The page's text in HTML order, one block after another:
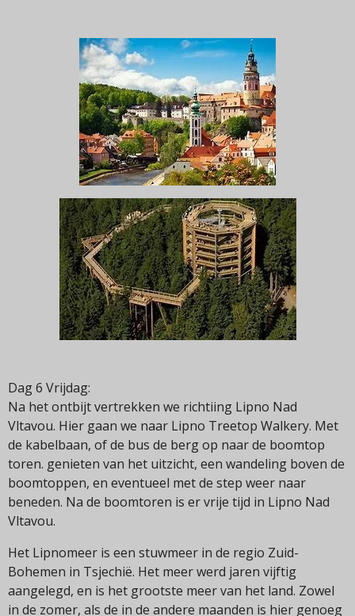
Dag 6 Vrijdag:
Na het ontbijt vertrekken we richtiing Lipno Nad
Vltavou. Hier gaan we naar Lipno Treetop Walkery. Met
de kabelbaan, of de bus de berg op naar de boomtop
toren. genieten van het uitzicht, een wandeling boven de
boomtoppen, en eventueel met de step weer naar
beneden. Na de boomtoren is er vrije tijd in Lipno Nad
Vltavou.
Het Lipnomeer is een stuwmeer in de regio Zuid-
Bohemen in Tsjechië. Het meer werd jaren vijftig
aangelegd, en is het grootste meer van het land. Zowel
in de zomer, als de in de andere maanden is hier genoeg